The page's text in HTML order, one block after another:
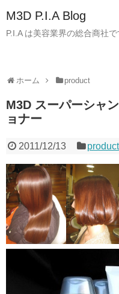
M3D P.I.A Blog
P.I.A は美容業界の総合商社で
ホーム product
M3D スーパーシャ
ョナー
2011/12/13 product